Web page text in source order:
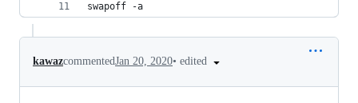
swapoff -a
kawazcommentedJan 20, 2020• edited